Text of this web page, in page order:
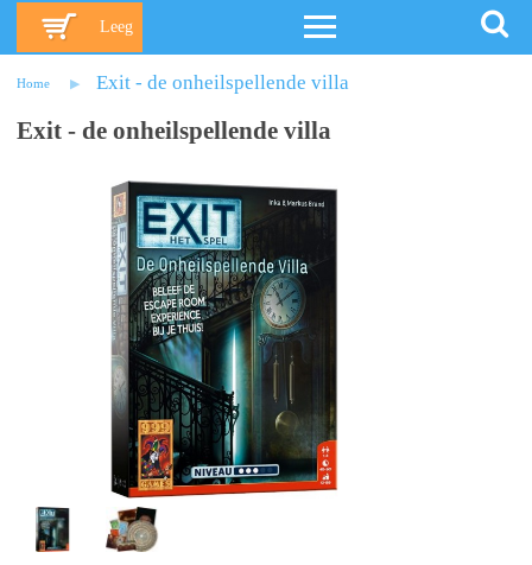
Leeg
Home Exit - de onheilspellende villa
Exit - de onheilspellende villa